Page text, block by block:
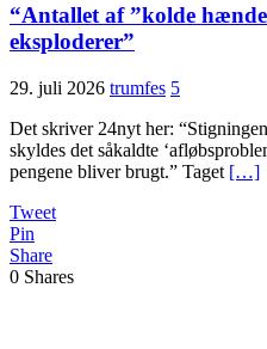
“Antallet af ”kolde
eksploderer”
29. juli 2026 trumfes 5
Det skriver 24nyt her:
skyldes det såkaldte
pengene bliver brugt.” Taget […]
Tweet
Pin
Share
0 Shares